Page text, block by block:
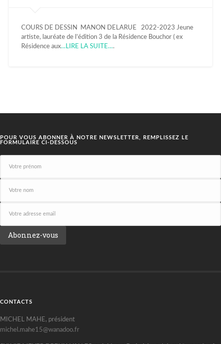
COURS DE DESSIN MANON DELARUE 2022-2023 Jeune
artiste, lauréate de l’édition 3 de la Résidence Bouchor ( ex
Résidence aux…LIRE LA SUITE….
POUR VOUS ABONNER À NOTRE NEWSLETTER, REMPLISSEZ LE
FORMULAIRE CI-DESSOUS
CONTACTS
MICHEL MAHE, président
michel.mahe15@wanadoo.fr